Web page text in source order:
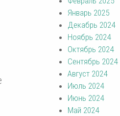
Январь 2025
Декабрь 2024
Ноябрь 2024
Октябрь 2024
Сентябрь 2024
Август 2024
Июль 2024
Июнь 2024
Май 2024